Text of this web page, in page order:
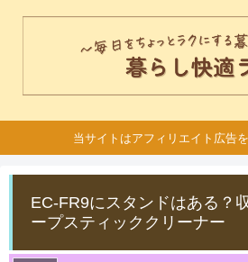
当サイトはアフィリエイト広告
EC-FR9にスタンドはある？
ープスティッククリーナー